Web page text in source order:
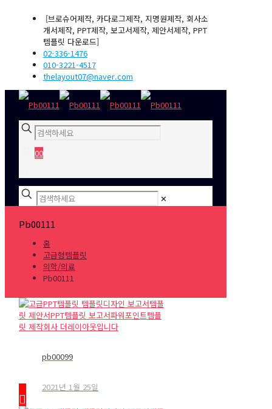
[브로슈어제작, 카다로그제작, 지명원제작, 회사소
개서제작, PPT제작, 보고서제작, 제안서제작, PPT
템플릿 다운로드]
02-336-1476
010-3221-4517
thelayout07@naver.com
00
✕
Pb00111
홈
고급형템플릿
의학/의료
Pb00111
pb00099
2021년 1월 25일